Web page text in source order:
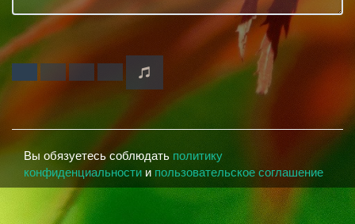
Вы обязуетесь соблюдать политику
конфиденциальности и пользовательское соглашение